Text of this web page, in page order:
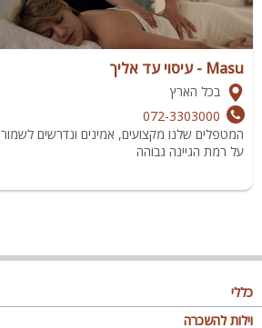
Masu - עיסוי עד אליך
בכל הארץ
072-3303000
המטפלים שלנו מקצועים, אמינים ונדרשים לשמור
על רמת הגיינה גבוהה
כללי
מגזין
וילות להשכרה